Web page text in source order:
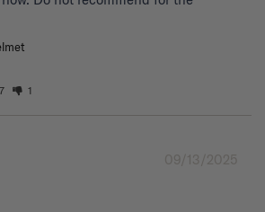
7 1
09/13/2025